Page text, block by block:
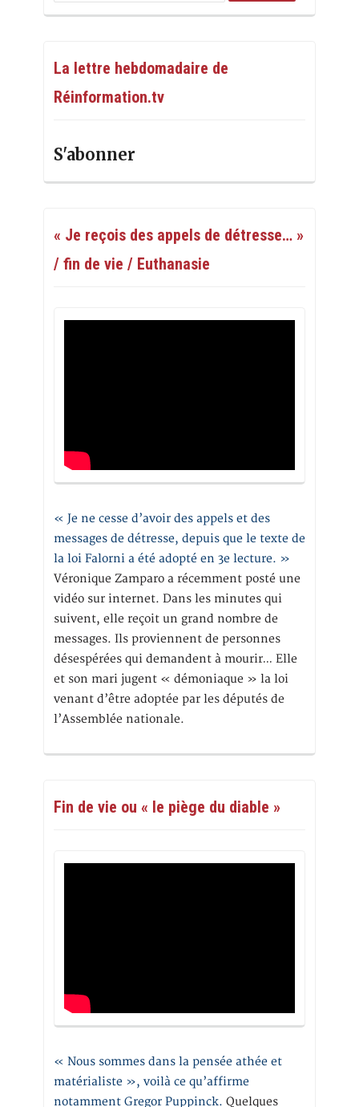
La lettre hebdomadaire de
Réinformation.tv
S'abonner
« Je reçois des appels de détresse… »
/ fin de vie / Euthanasie
« Je ne cesse d’avoir des appels et des
messages de détresse, depuis que le texte de
la loi Falorni a été adopté en 3e lecture. »
Véronique Zamparo a récemment posté une
vidéo sur internet. Dans les minutes qui
suivent, elle reçoit un grand nombre de
messages. Ils proviennent de personnes
désespérées qui demandent à mourir… Elle
et son mari jugent « démoniaque » la loi
venant d’être adoptée par les députés de
l’Assemblée nationale.
Fin de vie ou « le piège du diable »
« Nous sommes dans la pensée athée et
matérialiste », voilà ce qu’affirme
notamment Gregor Puppinck. Quelques